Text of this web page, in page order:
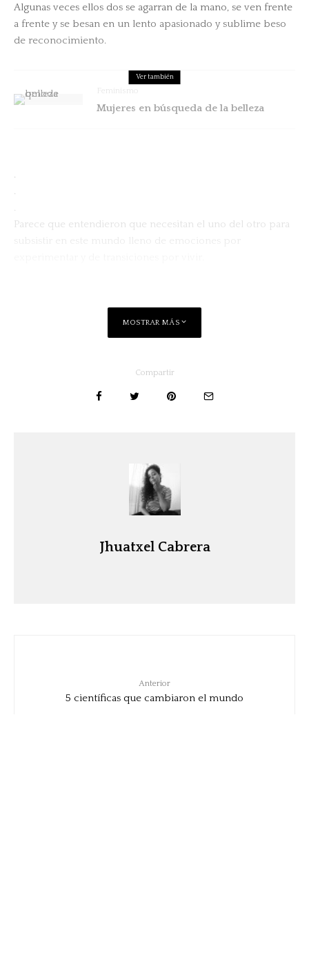
Algunas veces ellos dos se agarran de la mano, se ven frente
a frente y se besan en un lento apasionado y sublime beso
de reconocimiento.
Ver también
Feminismo
Mujeres en búsqueda de la belleza
.
.
.
Parece que entendieron que necesitan el uno del otro para
MOSTRAR MÁS
Compartir
Jhuatxel Cabrera
Anterior
5 científicas que cambiaron el mundo